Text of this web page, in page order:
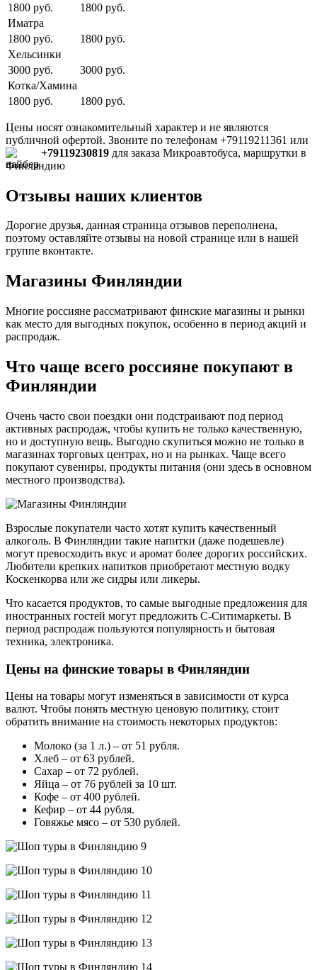
1800 руб.
1800 руб.
Иматра
1800 руб.
1800 руб.
Хельсинки
3000 руб.
3000 руб.
Котка/Хамина
1800 руб.
1800 руб.
Цены носят ознакомительный характер и не являются
публичной офертой. Звоните по телефонам +79119211361 или
+79119230819 для заказа Микроавтобуса, маршрутки в
Финляндию
Отзывы наших клиентов
Дорогие друзья, данная страница отзывов переполнена,
поэтому оставляйте отзывы на новой странице или в нашей
группе вконтакте.
Магазины Финляндии
Многие россияне рассматривают финские магазины и рынки
как место для выгодных покупок, особенно в период акций и
распродаж.
Что чаще всего россияне покупают в
Финляндии
Очень часто свои поездки они подстраивают под период
активных распродаж, чтобы купить не только качественную,
но и доступную вещь. Выгодно скупиться можно не только в
магазинах торговых центрах, но и на рынках. Чаще всего
покупают сувениры, продукты питания (они здесь в основном
местного производства).
Взрослые покупатели часто хотят купить качественный
алкоголь. В Финляндии такие напитки (даже подешевле)
могут превосходить вкус и аромат более дорогих российских.
Любители крепких напитков приобретают местную водку
Коскенкорва или же сидры или ликеры.
Что касается продуктов, то самые выгодные предложения для
иностранных гостей могут предложить С-Ситимаркеты. В
период распродаж пользуются популярность и бытовая
техника, электроника.
Цены на финские товары в Финляндии
Цены на товары могут изменяться в зависимости от курса
валют. Чтобы понять местную ценовую политику, стоит
обратить внимание на стоимость некоторых продуктов:
Молоко (за 1 л.) – от 51 рубля.
Хлеб – от 63 рублей.
Сахар – от 72 рублей.
Яйца – от 76 рублей за 10 шт.
Кофе – от 400 рублей.
Кефир – от 44 рубля.
Говяжье мясо – от 530 рублей.